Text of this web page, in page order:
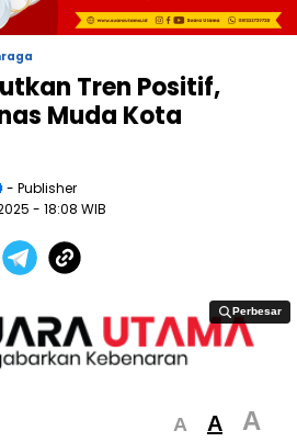
Tren Positif,
Muda Kota
- Publisher
- 18:08 WIB
Perbesar
Perbesar
A A A